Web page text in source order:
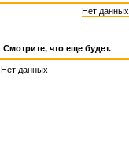
Нет данных
Смотрите, что еще будет.
Нет данных